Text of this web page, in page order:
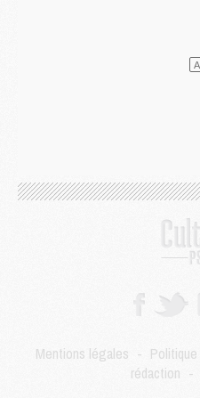
- [MAJ] Le PSG a fait une
Mercato- L'agent de Mika Godts
Club- Quels numéros de maillot
- Un hommage prévu lors
- Le PSG et le Barça
- Guéla Doué dans les
VENDREDI 31 JUILLET
Match
- Un diffuseur annoncé pour les
Mercato- Le transfert d'Akliouche
- Un retour majeur dans le
Mentions légales -
rédaction -